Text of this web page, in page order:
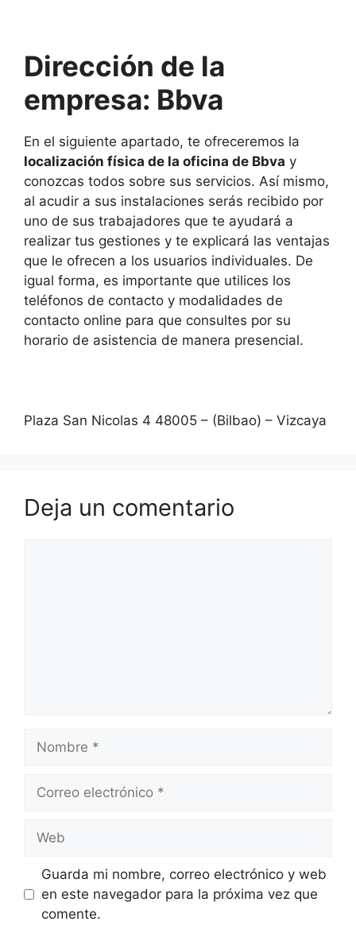
Dirección de la
empresa: Bbva
En el siguiente apartado, te ofreceremos la
localización física de la oficina de Bbva y
conozcas todos sobre sus servicios. Así mismo,
al acudir a sus instalaciones serás recibido por
uno de sus trabajadores que te ayudará a
realizar tus gestiones y te explicará las ventajas
que le ofrecen a los usuarios individuales. De
igual forma, es importante que utilices los
teléfonos de contacto y modalidades de
contacto online para que consultes por su
horario de asistencia de manera presencial.
Plaza San Nicolas 4 48005 – (Bilbao) – Vizcaya
Deja un comentario
Nombre
Correo
Web
Guarda mi nombre, correo electrónico y web
en este navegador para la próxima vez que
comente.